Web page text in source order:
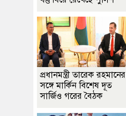
প্রধানমন্ত্রী তারেক রহমানের
সঙ্গে মার্কিন বিশেষ দূত
সার্জিও গরের বৈঠক